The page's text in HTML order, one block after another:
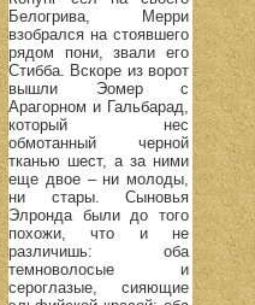
Белогрива, Мерри
взобрался на стоявшего
рядом пони, звали его
Стибба. Вскоре из ворот
вышли Эомер с
Арагорном и Гальбарад,
который нес
обмотанный черной
тканью шест, а за ними
еще двое – ни молоды,
ни стары. Сыновья
Элронда были до того
похожи, что и не
различишь: оба
темноволосые и
сероглазые, сияющие